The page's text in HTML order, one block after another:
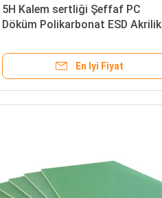
5H Kalem sertliği Şeffaf PC
Döküm Polikarbonat ESD Akrilik
En Iyi Fiyat